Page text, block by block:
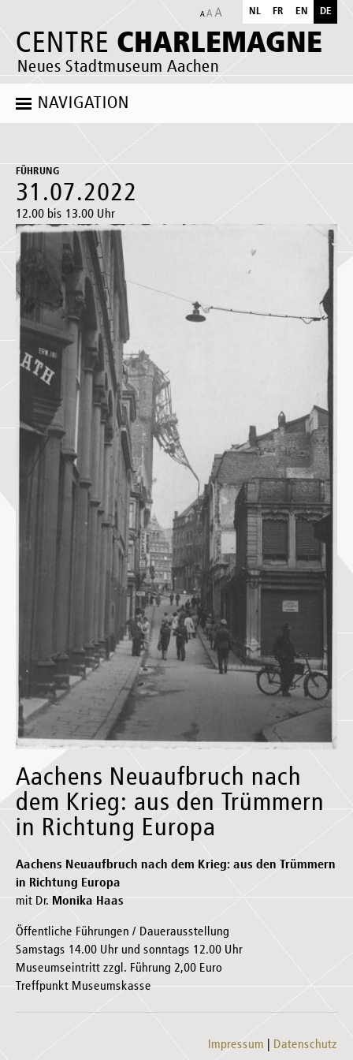
CENTRE CHARLEMAGNE
Neues Stadtmuseum Aachen
NL FR EN DE
NAVIGATION
FÜHRUNG
31.07.2022
12.00 bis 13.00 Uhr
Aachens Neuaufbruch nach
dem Krieg: aus den Trümmern
in Richtung Europa
Aachens Neuaufbruch nach dem Krieg: aus den Trümmern
in Richtung Europa
mit Dr. Monika Haas
Öffentliche Führungen / Dauerausstellung
Samstags 14.00 Uhr und sonntags 12.00 Uhr
Museumseintritt zzgl. Führung 2,00 Euro
Treffpunkt Museumskasse
Impressum Datenschutz